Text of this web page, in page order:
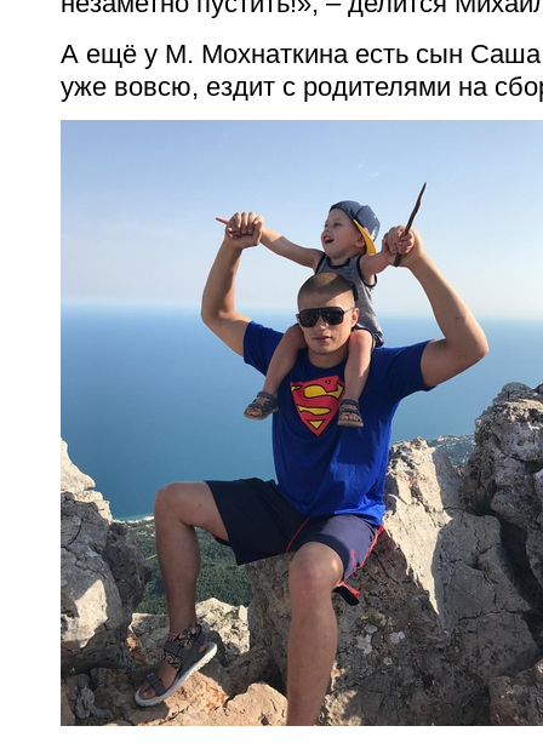
А ещё у М. Мохнаткина есть сын
уже вовсю, ездит с родителями на